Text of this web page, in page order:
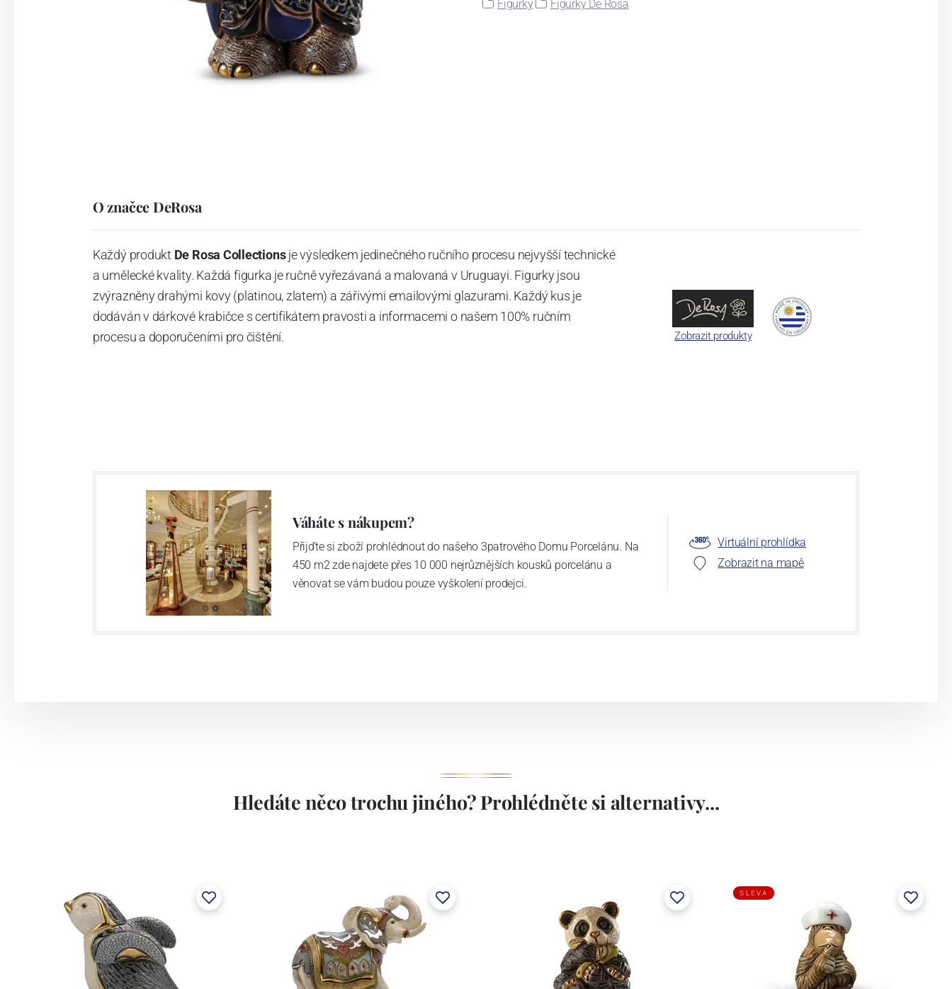
Figurky
Figurky De Rosa
O značce DeRosa
Každý produkt De Rosa Collectionsje výsledkem jedinečného ručního procesu nejvyšší technické
a umělecké kvality. Každá figurka je ručně vyřezávaná a malovaná v Uruguayi. Figurky jsou
zvýrazněny drahými kovy (platinou, zlatem) a zářivými emailovými glazurami. Každý kus je
dodáván v dárkové krabičce s certifikátem pravosti a informacemi o našem 100% ručním
procesu a doporučeními pro čištění.
Zobrazit produkty
Váháte s nákupem?
Přijďte si zboží prohlédnout do našeho 3patrového Domu Porcelánu. Na
450 m2 zde najdete přes 10 000 nejrůznějších kousků porcelánu a
věnovat se vám budou pouze vyškolení prodejci.
Virtuální prohlídka
Zobrazit na mapě
Hledáte něco trochu jiného? Prohlédněte si alternativy...
SLEVA